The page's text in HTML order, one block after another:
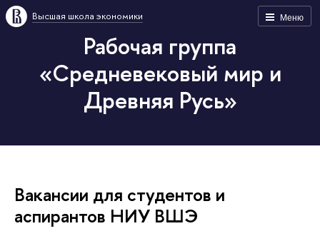
Меню
Высшая школа экономики
Рабочая группа
«Средневековый мир и
Древняя Русь»
Вакансии для студентов и
аспирантов НИУ ВШЭ